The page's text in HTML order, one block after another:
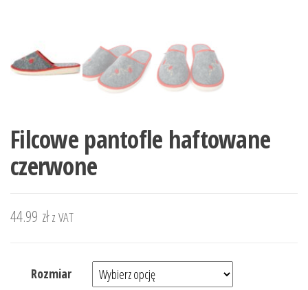
Filcowe pantofle haftowane
czerwone
44.99 złz VAT
Rozmiar